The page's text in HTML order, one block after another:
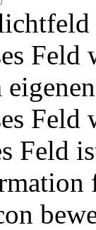
Feld